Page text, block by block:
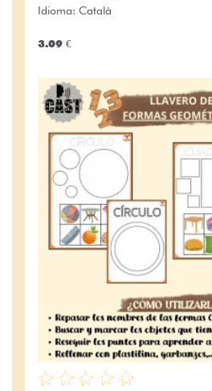
Idioma: Català
3.09 €